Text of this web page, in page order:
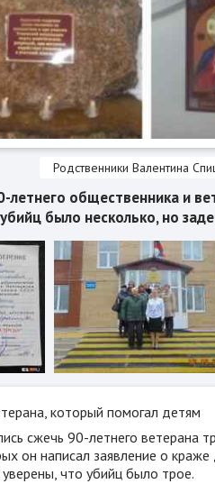
Родственники Валентина
летнего общественника и
было несколько, но
который помогал детям
сжечь 90-летнего ветерана
он написал заявление о
что убийц было трое.